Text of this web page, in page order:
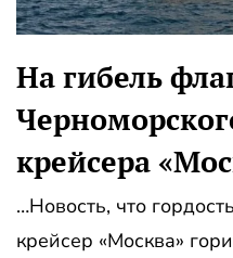
На гибель
крейсера
…Новость, что
крейсер «Москва»